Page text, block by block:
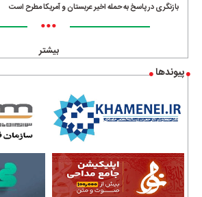
بازنگری در پاسخ به حمله اخیر عربستان و آمریکا مطرح است
•••
بیشتر
پیوندها